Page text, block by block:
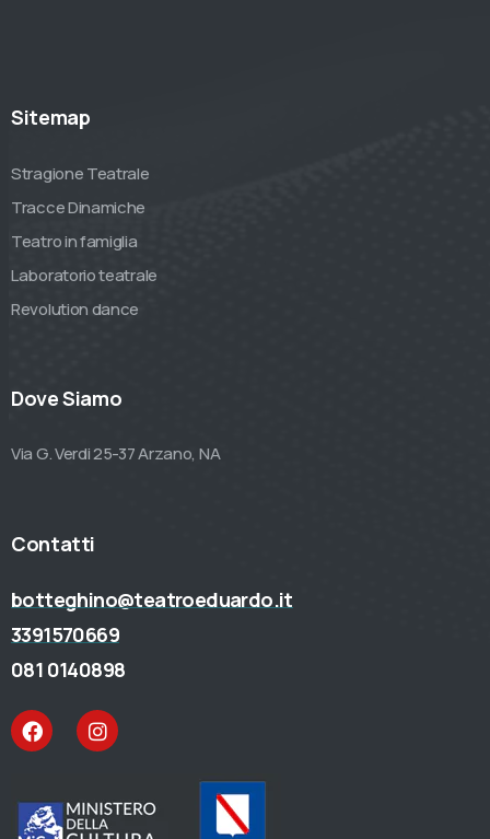
Sitemap
Stragione Teatrale
Tracce Dinamiche
Teatro in famiglia
Laboratorio teatrale
Revolution dance
Dove Siamo
Via G. Verdi 25-37 Arzano, NA
Contatti
botteghino@teatroeduardo.it
3391570669
081 0140898